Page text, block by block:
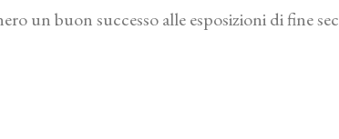
un buon successo alle esposizioni di fine